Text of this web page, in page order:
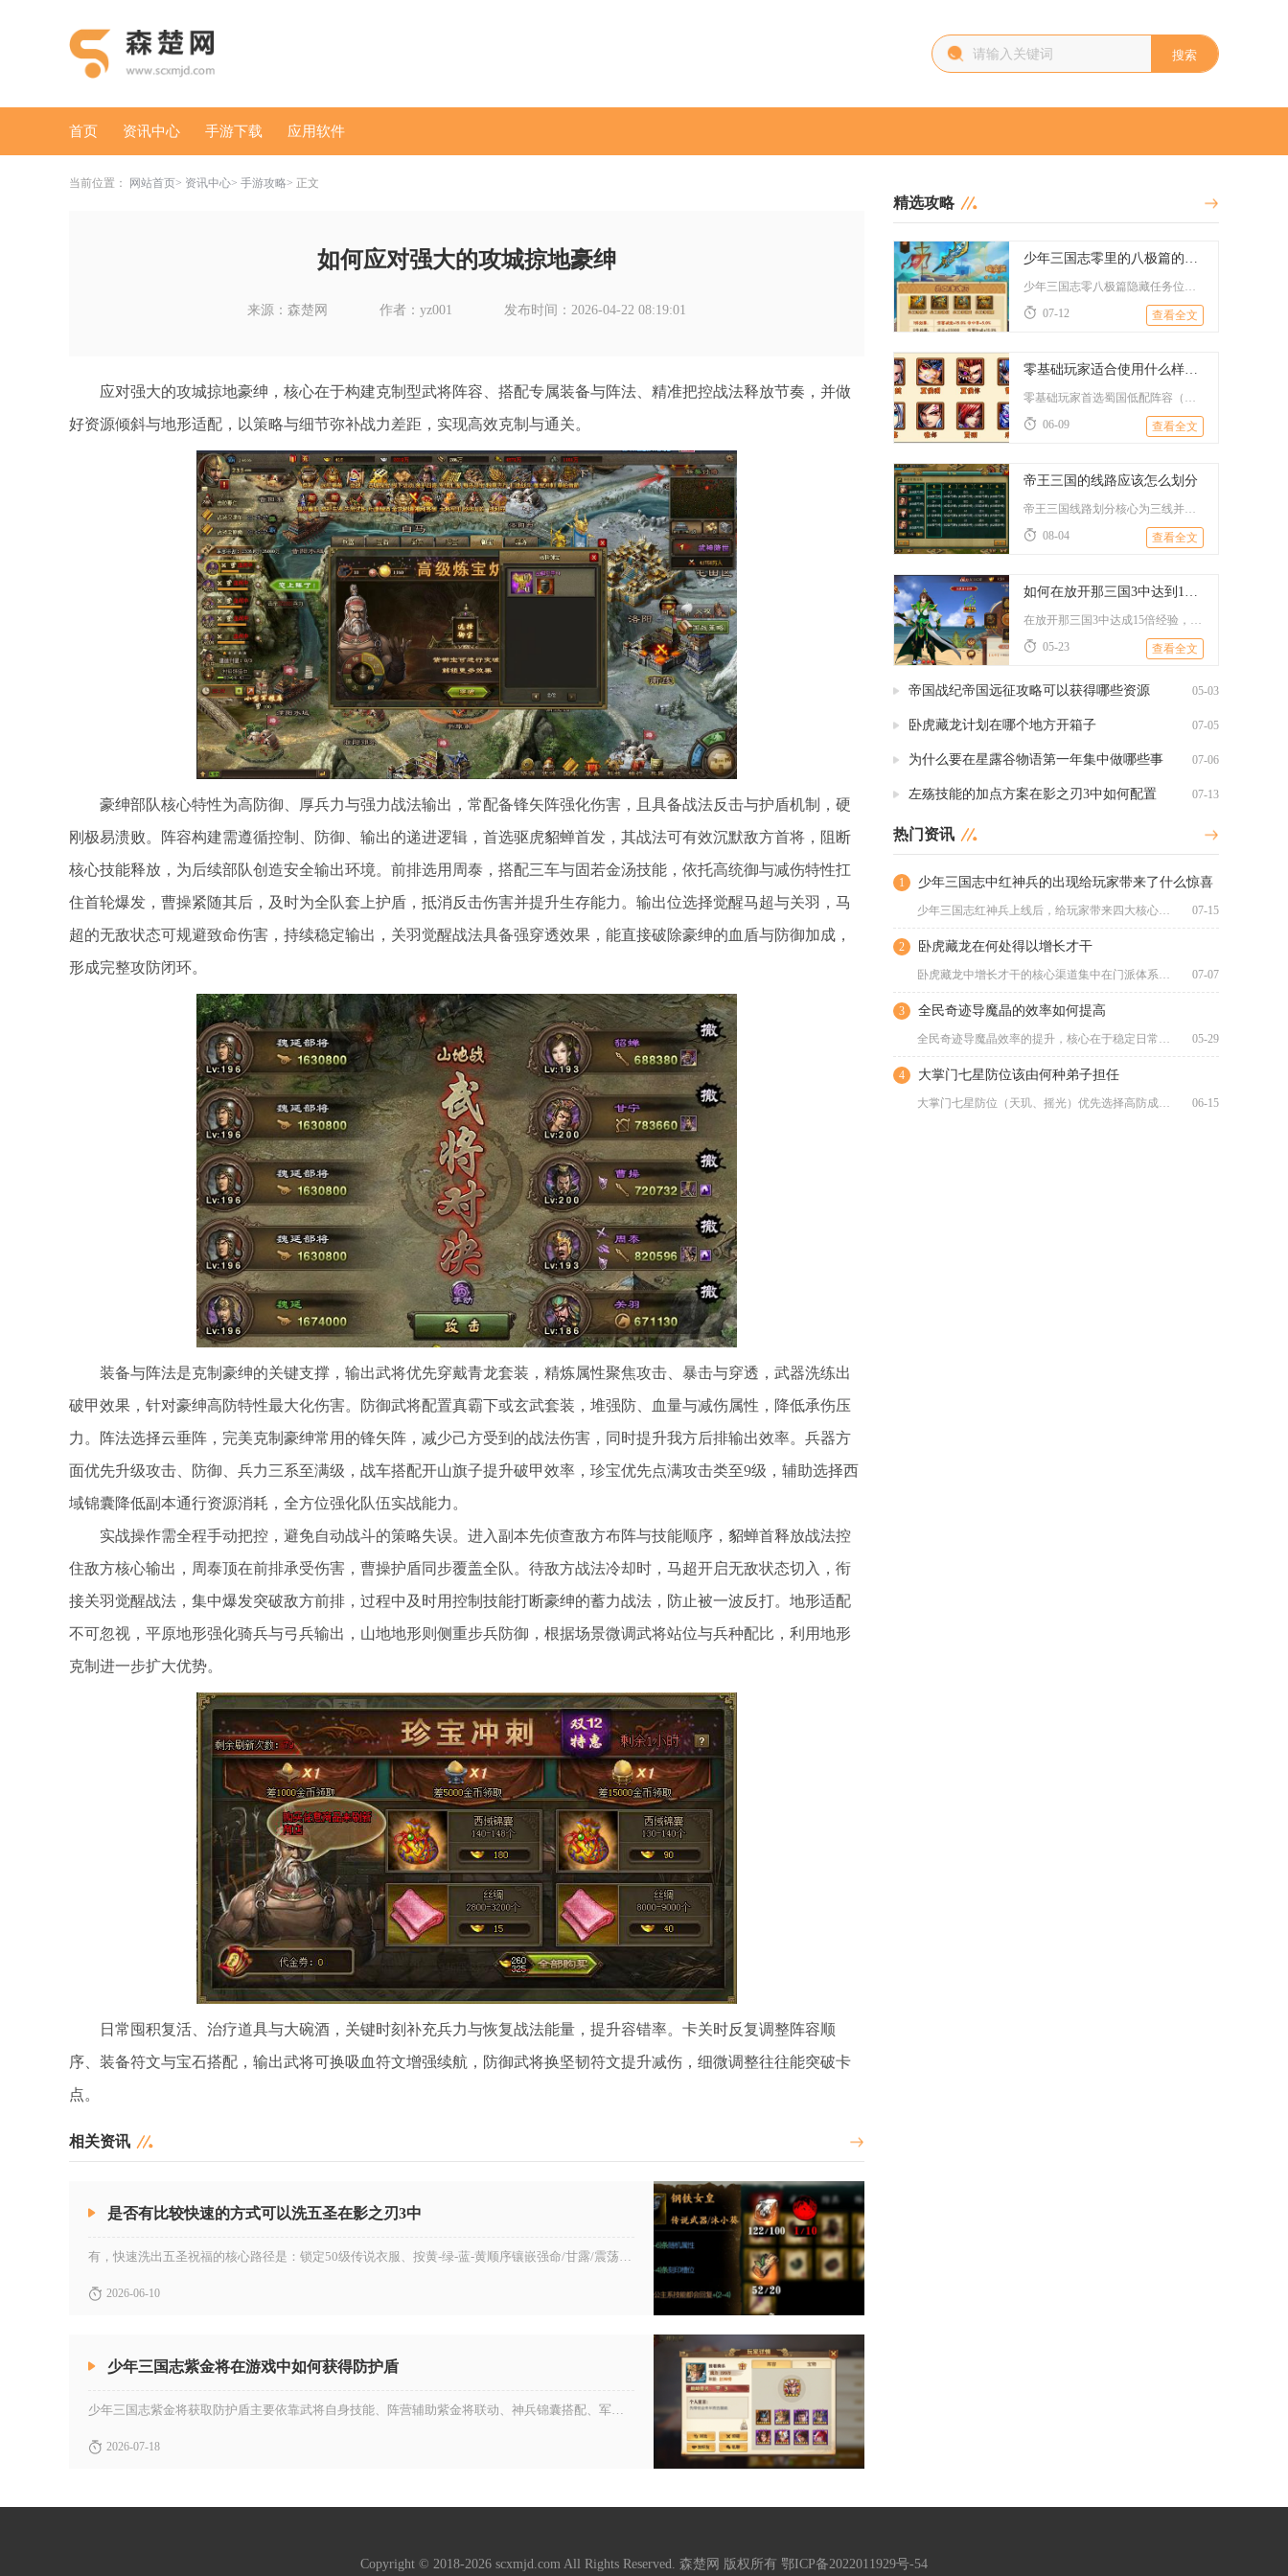
搜索
首页 资讯中心 手游下载 应用软件
当前位置： 网站首页 资讯中心 手游攻略 正文
如何应对强大的攻城掠地豪绅
来源：森楚网 作者：yz001 发布时间：2026-04-22 08:19:01
应对强大的攻城掠地豪绅，核心在于构建克制型武将阵容、搭配专属装备与阵法、精准把控战法释放节奏，并做
好资源倾斜与地形适配，以策略与细节弥补战力差距，实现高效克制与通关。
豪绅部队核心特性为高防御、厚兵力与强力战法输出，常配备锋矢阵强化伤害，且具备战法反击与护盾机制，硬
刚极易溃败。阵容构建需遵循控制、防御、输出的递进逻辑，首选驱虎貂蝉首发，其战法可有效沉默敌方首将，阻断
核心技能释放，为后续部队创造安全输出环境。前排选用周泰，搭配三车与固若金汤技能，依托高统御与减伤特性扛
住首轮爆发，曹操紧随其后，及时为全队套上护盾，抵消反击伤害并提升生存能力。输出位选择觉醒马超与关羽，马
超的无敌状态可规避致命伤害，持续稳定输出，关羽觉醒战法具备强穿透效果，能直接破除豪绅的血盾与防御加成，
形成完整攻防闭环。
装备与阵法是克制豪绅的关键支撑，输出武将优先穿戴青龙套装，精炼属性聚焦攻击、暴击与穿透，武器洗练出
破甲效果，针对豪绅高防特性最大化伤害。防御武将配置真霸下或玄武套装，堆强防、血量与减伤属性，降低承伤压
力。阵法选择云垂阵，完美克制豪绅常用的锋矢阵，减少己方受到的战法伤害，同时提升我方后排输出效率。兵器方
面优先升级攻击、防御、兵力三系至满级，战车搭配开山旗子提升破甲效率，珍宝优先点满攻击类至9级，辅助选择西
域锦囊降低副本通行资源消耗，全方位强化队伍实战能力。
实战操作需全程手动把控，避免自动战斗的策略失误。进入副本先侦查敌方布阵与技能顺序，貂蝉首释放战法控
住敌方核心输出，周泰顶在前排承受伤害，曹操护盾同步覆盖全队。待敌方战法冷却时，马超开启无敌状态切入，衔
接关羽觉醒战法，集中爆发突破敌方前排，过程中及时用控制技能打断豪绅的蓄力战法，防止被一波反打。地形适配
不可忽视，平原地形强化骑兵与弓兵输出，山地地形则侧重步兵防御，根据场景微调武将站位与兵种配比，利用地形
克制进一步扩大优势。
日常囤积复活、治疗道具与大碗酒，关键时刻补充兵力与恢复战法能量，提升容错率。卡关时反复调整阵容顺
序、装备符文与宝石搭配，输出武将可换吸血符文增强续航，防御武将换坚韧符文提升减伤，细微调整往往能突破卡
点。
相关资讯
是否有比较快速的方式可以洗五圣在影之刃3中
有，快速洗出五圣祝福的核心路径是：锁定50级传说衣服、按黄-绿-蓝-黄顺序镶嵌强命/甘露/震荡/佛体、集中体力刷虚空裂缝...
2026-06-10
少年三国志紫金将在游戏中如何获得防护盾
少年三国志紫金将获取防护盾主要依靠武将自身技能、阵营辅助紫金将联动、神兵锦囊搭配、军师战法加成四类渠道，四类渠道叠加可实...
2026-07-18
精选攻略
07-12
查看全文
06-09
查看全文
帝王三国的线路应该怎么划分
08-04
查看全文
05-23
查看全文
帝国战纪帝国远征攻略可以获得哪些资源 05-03
卧虎藏龙计划在哪个地方开箱子 07-05
为什么要在星露谷物语第一年集中做哪些事 07-06
左殇技能的加点方案在影之刃3中如何配置 07-13
热门资讯
1 少年三国志中红神兵的出现给玩家带来了什么惊喜
少年三国志红神兵上线后，给玩家带来四大核心惊喜：全方位碾压橙... 07-15
2 卧虎藏龙在何处得以增长才干
卧虎藏龙中增长才干的核心渠道集中在门派体系、日常江湖活动、多... 07-07
3 全民奇迹导魔晶的效率如何提高
全民奇迹导魔晶效率的提升，核心在于稳定日常来源、最大化副本与... 05-29
4 大掌门七星防位该由何种弟子担任
大掌门七星防位（天玑、摇光）优先选择高防成长、带格挡/闪避、... 06-15
Copyright © 2018-2026 scxmjd.com All Rights Reserved. 森楚网 版权所有 鄂ICP备2022011929号-54